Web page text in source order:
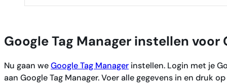
Google Tag Manager instellen
Nu gaan weGoogle Tag Manager instellen. Login met je
aan Google Tag Manager. Voer alle gegevens in en druk